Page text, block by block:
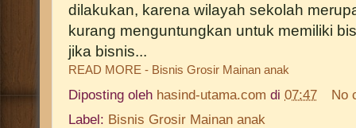
dilakukan, karena wilayah sekolah
kurang menguntungkan untuk memiliki
jika bisnis...
READ MORE - Bisnis Grosir Mainan anak
Diposting oleh hasind-utama.com di 07:47
No
Label: Bisnis Grosir Mainan anak